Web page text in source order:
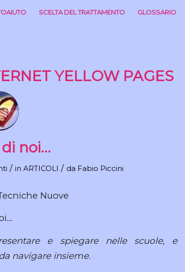
SCELTA DEL TRATTAMENTO GLOSSARIO
YELLOW PAGES
noi…
/ in ARTICOLI / da Fabio Piccini
Nuove
e spiegare nelle scuole, e
navigare insieme.